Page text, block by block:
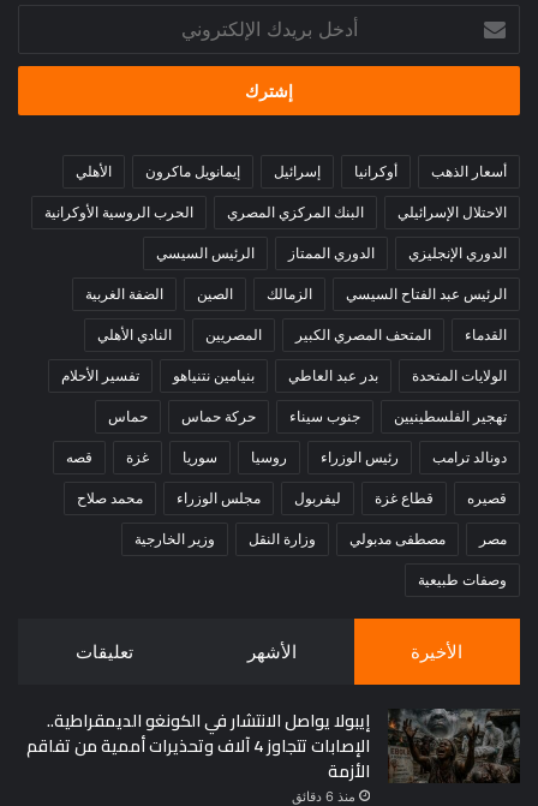
بريدك
الإلكتروني
أسعار الذهب أوكرانيا إسرائيل إيمانويل ماكرون الأهلي
الاحتلال الإسرائيلي البنك المركزي المصري الحرب الروسية الأوكرانية
الدوري الإنجليزي الدوري الممتاز الرئيس السيسي
الرئيس عبد الفتاح السيسي الزمالك الصين الضفة الغربية
القدماء المتحف المصري الكبير المصريين النادي الأهلي
الولايات المتحدة بدر عبد العاطي بنيامين نتنياهو تفسير الأحلام
تهجير الفلسطينيين جنوب سيناء حركة حماس حماس
دونالد ترامب رئيس الوزراء روسيا سوريا غزة قصه
قصيره قطاع غزة ليفربول مجلس الوزراء محمد صلاح
مصر مصطفى مدبولي وزارة النقل وزير الخارجية
وصفات طبيعية
الأخيرة الأشهر تعليقات
إيبولا يواصل الانتشار في الكونغو الديمقراطية..
الإصابات تتجاوز 4 آلاف وتحذيرات أممية من تفاقم
الأزمة
منذ 6 دقائق